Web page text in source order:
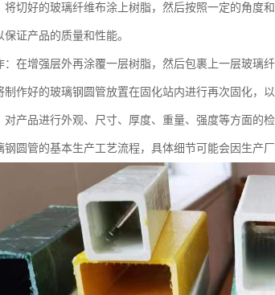
将切好的玻璃纤维布涂上树脂，然后按照一定的角度
证产品的质量和性能。
：在增强层外再涂覆一层树脂，然后包裹上一层玻璃纤
制作好的玻璃钢圆管放置在固化站内进行再次固化，
对产品进行外观、尺寸、厚度、重量、强度等方面的
钢圆管的基本生产工艺流程，具体细节可能会因生产